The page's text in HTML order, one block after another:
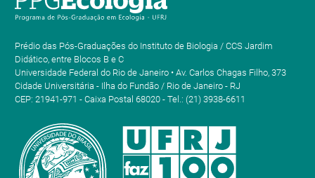
Prédio das Pós-Graduações do Instituto de Biologia / CCS Jardim
Didático, entre Blocos B e C
Universidade Federal do Rio de Janeiro • Av. Carlos Chagas Filho, 373
Cidade Universitária - Ilha do Fundão / Rio de Janeiro - RJ
CEP: 21941-971 - Caixa Postal 68020 - Tel.: (21) 3938-6611